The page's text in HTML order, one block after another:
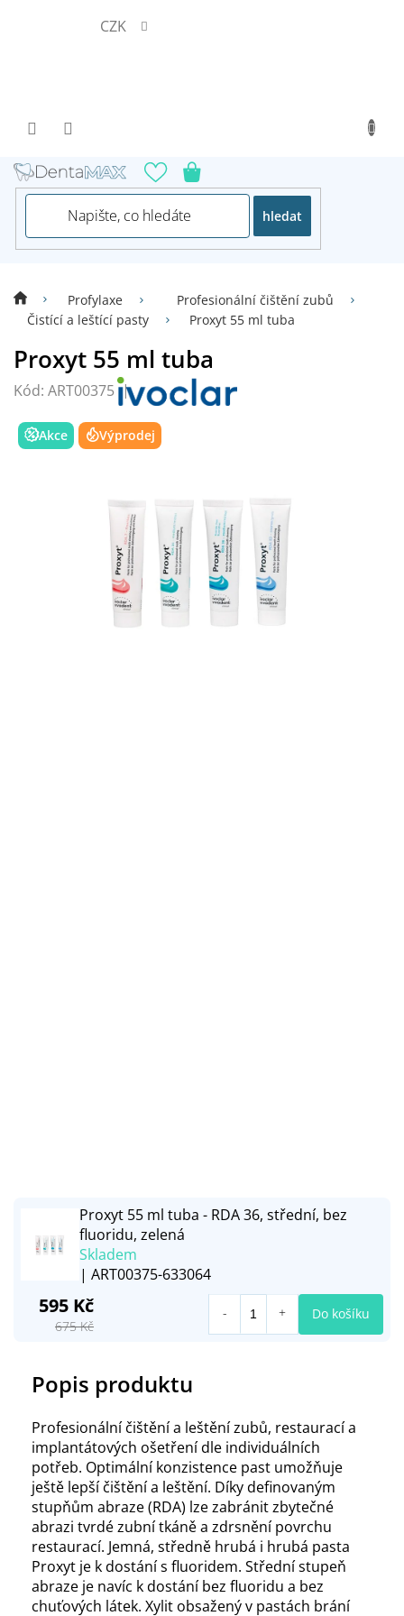
CZK
hledat
Profylaxe
Profesionální čištění zubů
Čistící a leštící pasty
Proxyt 55 ml tuba
Proxyt 55 ml tuba
Kód: ART00375
Akce Výprodej
Popis produktu
Profesionální čištění a leštění zubů, restaurací a
implantátových ošetření dle individuálních
potřeb. Optimální konzistence past umožňuje
ještě lepší čištění a leštění. Díky definovaným
stupňům abraze (RDA) lze zabránit zbytečné
abrazi tvrdé zubní tkáně a zdrsnění povrchu
restaurací. Jemná, středně hrubá i hrubá pasta
Proxyt je k dostání s fluoridem. Střední stupeň
abraze je navíc k dostání bez fluoridu a bez
chuťových látek. Xylit obsažený v pastách brání
Proxyt 55 ml tuba - RDA 36, střední, bez
fluoridu, zelená
Skladem
| ART00375-633064
595 Kč
675 Kč
Do košíku